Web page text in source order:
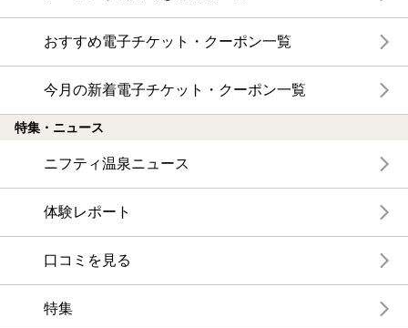
おすすめ電子チケット・クーポン一覧
今月の新着電子チケット・クーポン一覧
特集・ニュース
ニフティ温泉ニュース
体験レポート
口コミを見る
特集